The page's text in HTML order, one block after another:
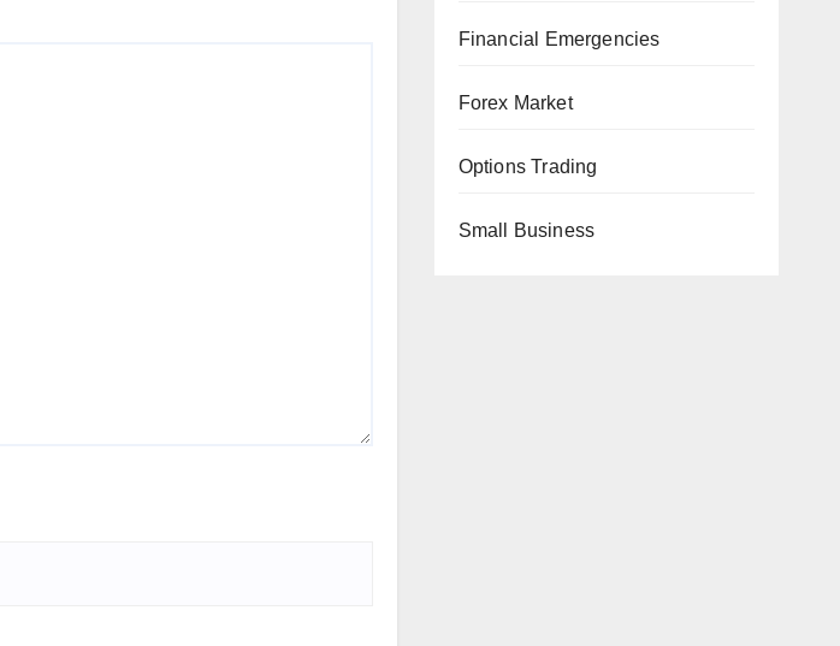
Financial Emergencies
Forex Market
Options Trading
Small Business